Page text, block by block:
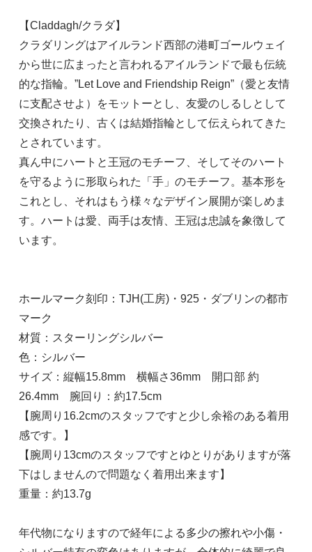
【Claddagh/クラダ】
クラダリングはアイルランド西部の港町ゴールウェイ
から世に広まったと言われるアイルランドで最も伝統
的な指輪。”Let Love and Friendship Reign”（愛と友情
に支配させよ）をモットーとし、友愛のしるしとして
交換されたり、古くは結婚指輪として伝えられてきた
とされています。
真ん中にハートと王冠のモチーフ、そしてそのハート
を守るように形取られた「手」のモチーフ。基本形を
これとし、それはもう様々なデザイン展開が楽しめま
す。ハートは愛、両手は友情、王冠は忠誠を象徴して
います。
ホールマーク刻印：TJH(工房)・925・ダブリンの都市
マーク
材質：スターリングシルバー
色：シルバー
サイズ：縦幅15.8mm 横幅さ36mm 開口部 約
26.4mm 腕回り：約17.5cm
【腕周り16.2cmのスタッフですと少し余裕のある着用
感です。】
【腕周り13cmのスタッフですとゆとりがありますが落
下はしませんので問題なく着用出来ます】
重量：約13.7g
年代物になりますので経年による多少の擦れや小傷・